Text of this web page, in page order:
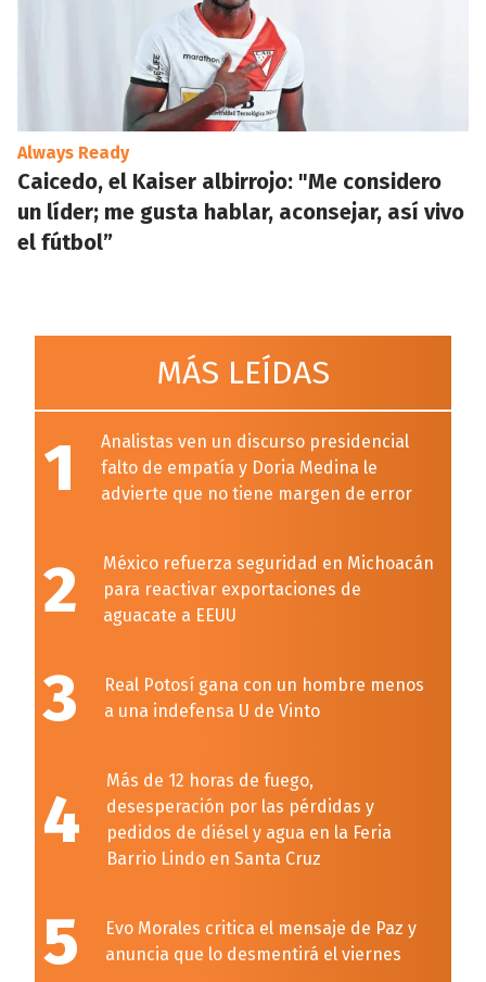
Always Ready
Caicedo, el Kaiser albirrojo: "Me considero
un líder; me gusta hablar, aconsejar, así vivo
el fútbol”
MÁS LEÍDAS
1
Analistas ven un discurso presidencial
falto de empatía y Doria Medina le
advierte que no tiene margen de error
2
México refuerza seguridad en Michoacán
para reactivar exportaciones de
aguacate a EEUU
3
Real Potosí gana con un hombre menos
a una indefensa U de Vinto
4
Más de 12 horas de fuego,
desesperación por las pérdidas y
pedidos de diésel y agua en la Feria
Barrio Lindo en Santa Cruz
5
Evo Morales critica el mensaje de Paz y
anuncia que lo desmentirá el viernes